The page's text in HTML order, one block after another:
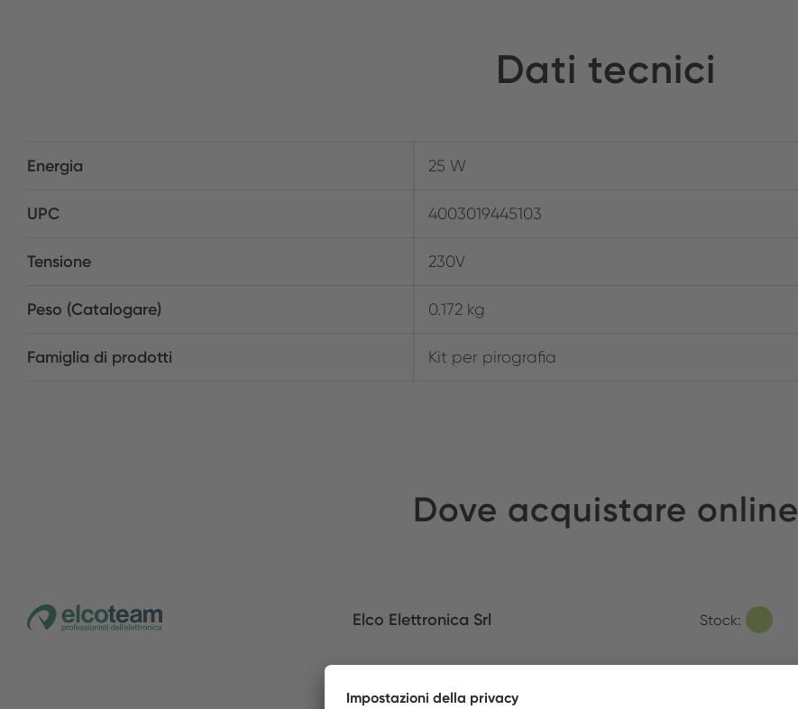
Dati tecnici
Energia 25 W
UPC 4003019445103
Tensione 230V
Peso (Catalogare) 0.172 kg
Famiglia di prodotti Kit per pirografia
Dove acquistare online
Elco Elettronica Srl Stock: